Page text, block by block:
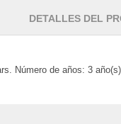
DETALLES DEL
Número de años: 3